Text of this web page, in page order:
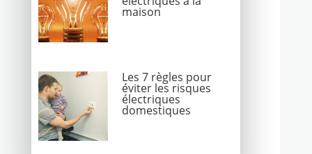
maison
Les 7 règles pour
éviter les risques
électriques
domestiques